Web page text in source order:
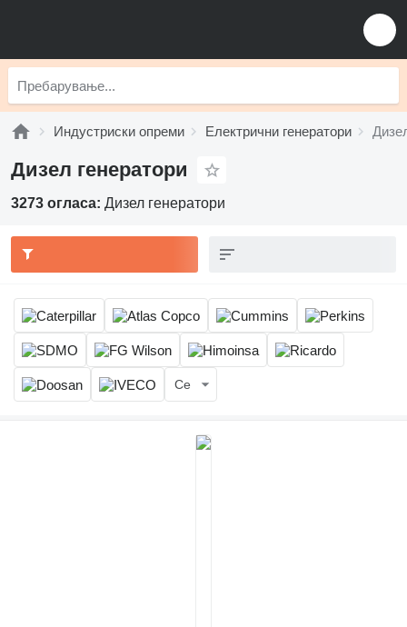
Индустриски опреми Електрични генератори
Дизел генератори
3273 огласа: Дизел генератори
Се